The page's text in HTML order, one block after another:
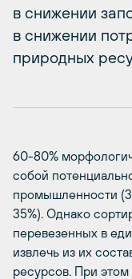
в снижении
в снижении
природных
60-80%
собой
промышленности
35%). Однако
перевезенных в
извлечь из их
ресурсов. При этом